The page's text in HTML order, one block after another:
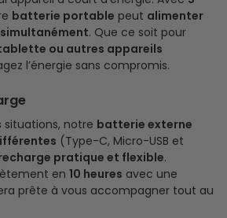
batterie portable peut alimenter
. Que ce soit pour
ou autres appareils
l’énergie sans compromis.
notre batterie externe
(Type-C, Micro-USB et
pratique et flexible.
en 10 heures avec une
prête à vous accompagner tout au